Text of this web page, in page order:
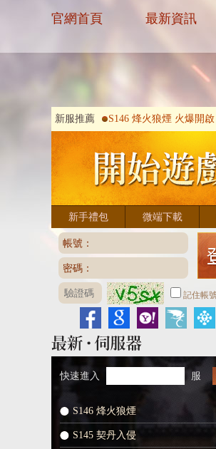
官網首頁 最新資訊
新服推薦 S146 烽火狼煙 火爆開啟
新手禮包 微端下載
快速進入 服
S146 烽火狼煙
S145 契丹入侵